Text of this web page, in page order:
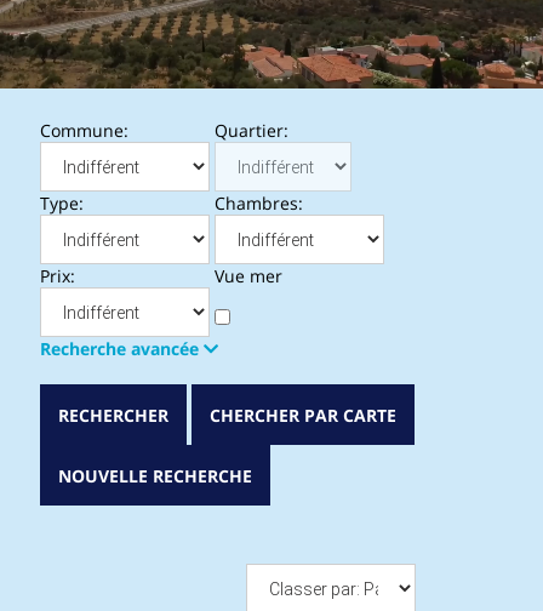
Commune: Quartier:
Type: Chambres:
Prix: Vue mer
Recherche avancée